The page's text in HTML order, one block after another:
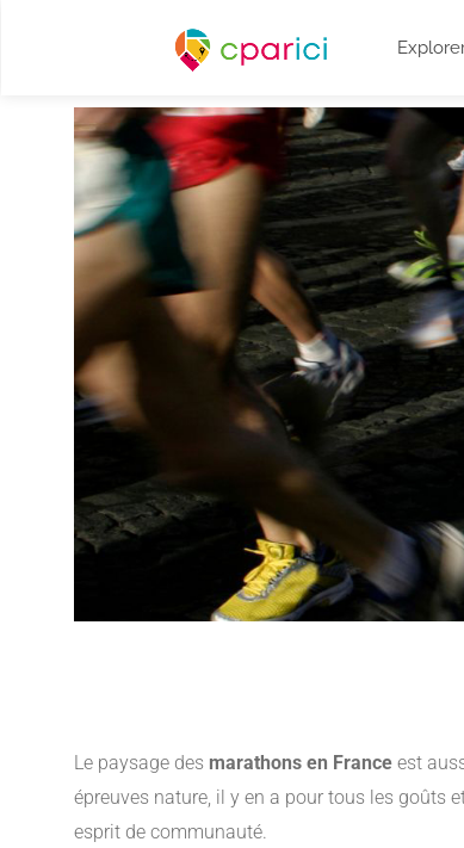
Le paysage des marathons en France est
épreuves nature, il y en a pour tous les goûts
esprit de communauté.